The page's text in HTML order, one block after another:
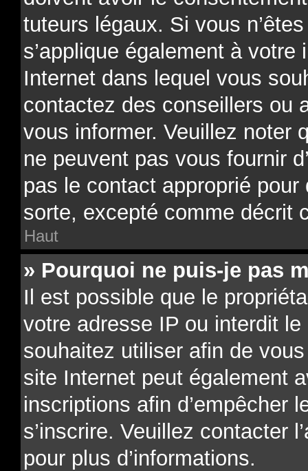
tuteurs légaux. Si vous
s’applique également à
Internet dans lequel vous
contactez des conseillers ou
vous informer. Veuillez noter
ne peuvent pas vous fournir
pas le contact approprié
sorte, excepté comme décrit
Haut
» Pourquoi ne puis-je pas
Il est possible que le
votre adresse IP ou interdit
souhaitez utiliser afin de
site Internet peut également
inscriptions afin d’empêcher
s’inscrire. Veuillez contacter
pour plus d’informations.